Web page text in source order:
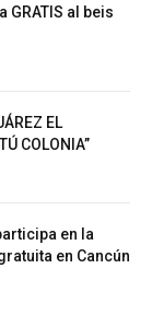
GRATIS al beis
EL
COLONIA”
en la
en Cancún